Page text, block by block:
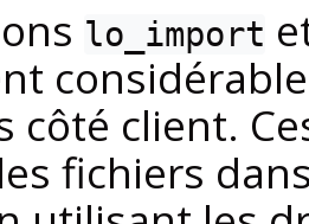
lo_import
côté client.
fichiers